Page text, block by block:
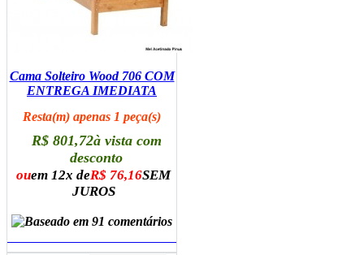
Cama Solteiro Wood 706 COM
ENTREGA IMEDIATA
Resta(m) apenas 1 peça(s)
R$ 801,72à vista com
desconto
ouem 12x deR$ 76,16SEM
JUROS